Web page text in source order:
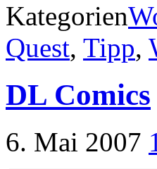
Kategorien
Quest, Tipp,
DL Comics
6. Mai 2007